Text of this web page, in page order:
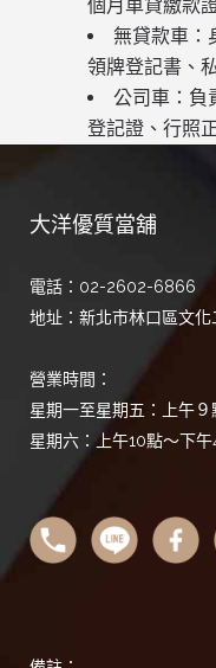
個月車貸繳款
無貸款車：
領牌登記書、
公司車：負
登記證、行照
大洋優質當舖
電話：02-2602-6866
地址：新北市林口區文化
營業時間：
星期一至星期五：上午
星期六：上午10點～下